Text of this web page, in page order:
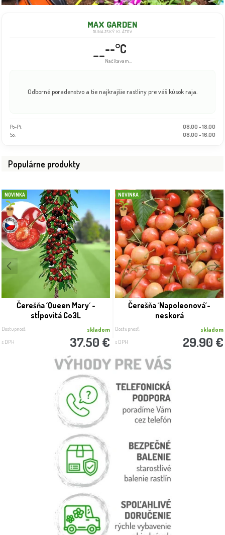
MAX GARDEN
DUNAJSKÝ KLÁTOV
----°C
Načítavam...
Odborné poradenstvo a tie najkrajšie rastliny pre váš kúsok raja.
Po-Pi:
08:00 - 18:00
So:
08:00 - 16:00
Populárne produkty
NOVINKA
Čerešňa ´Queen Mary´ -
stĺpovitá Co3L
Dostupnosť: skladom
s DPH 37.50 €
NOVINKA
Čerešňa ´Napoleonová´-
neskorá
Dostupnosť: skladom
s DPH 29.90 €